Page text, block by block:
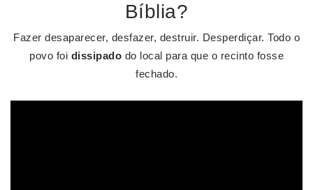
Bíblia?
Fazer desaparecer, desfazer, destruir. Desperdiçar. Todo o
povo foi dissipado do local para que o recinto fosse
fechado.